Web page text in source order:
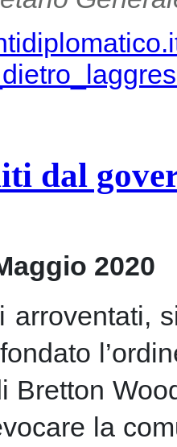
dal
2020
arroventati,
Bretton
la